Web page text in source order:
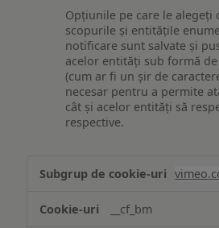
Opțiunile pe care le alegeți
scopurile și entitățile
notificare sunt salvate și
acelor entități sub formă
(cum ar fi un șir de
necesar pentru a permite
cât și acelor entități să
respective.
Asigurarea
funcționalităților
website-
ului
__cf_bm